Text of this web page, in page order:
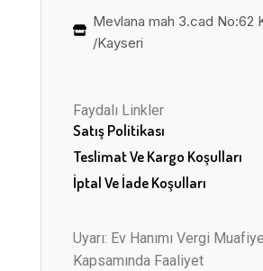
Mevlana mah 3.cad No:62
/Kayseri
Faydalı Linkler
Satış Politikası
Teslimat Ve Kargo Koşulları
İptal Ve İade Koşulları
Uyarı: Ev Hanımı Vergi
Kapsamında Faaliyet